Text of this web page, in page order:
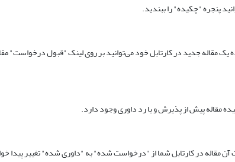
پنجره "چکیده" را ببندید.
مقاله جدید در کارتابل خود می‌توانید بر روی لینک "قبول درخواست"
مقاله پیش از پذیرش و یا رد داوری وجود دارد.
مقاله در کارتابل شما از "درخواست شده" به "داوری شده" تغییر پیدا